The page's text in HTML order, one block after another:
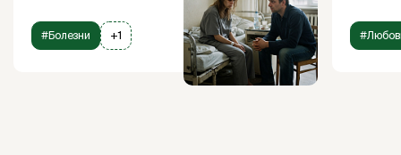
#Болезни +1